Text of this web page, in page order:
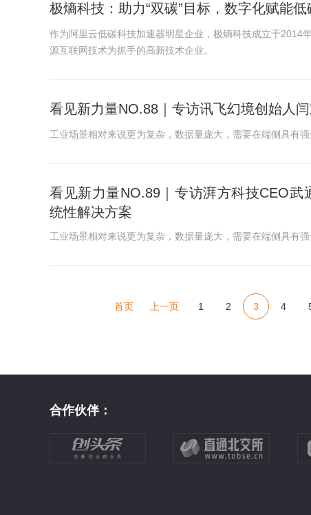
极熵科技：助力“双碳”目标，数字化赋能低
作为阿里云低碳科技加速器明星企业，极熵科技成立于2014
源互联网技术为抓手的高新技术企业。
看见新力量NO.88｜专访讯飞幻境创始人
工业场景相对来说更为复杂，数据量庞大，需要在端侧具有
看见新力量NO.89｜专访湃方科技CEO
统性解决方案
工业场景相对来说更为复杂，数据量庞大，需要在端侧具有
首页 上一页 1 2 3 4
合作伙伴：